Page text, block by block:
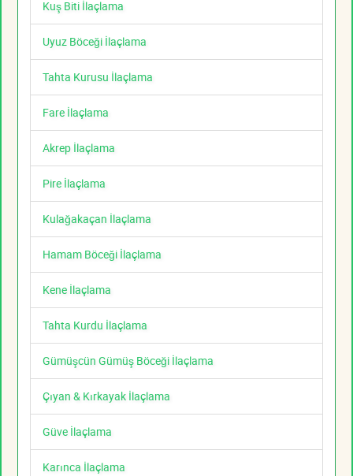
Kuş Biti İlaçlama
Uyuz Böceği İlaçlama
Tahta Kurusu İlaçlama
Fare İlaçlama
Akrep İlaçlama
Pire İlaçlama
Kulağakaçan İlaçlama
Hamam Böceği İlaçlama
Kene İlaçlama
Tahta Kurdu İlaçlama
Gümüşcün Gümüş Böceği İlaçlama
Çıyan & Kırkayak İlaçlama
Güve İlaçlama
Karınca İlaçlama